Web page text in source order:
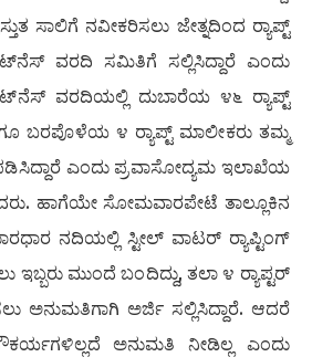
ಸಾಲಿಗೆ ನವೀಕರಿಸಲು ಜೇತ್ನದಿಂದ ರ‍್ಯಾಪ್ಟ್
ವರದಿ ಸಮಿತಿಗೆ ಸಲ್ಲಿಸಿದ್ದಾರೆ ಎಂದು
ವರದಿಯಲ್ಲಿ ದುಬಾರೆಯ ೪೬ ರ‍್ಯಾಪ್ಟ್
ಬರಪೊಳೆಯ ೪ ರ‍್ಯಾಪ್ಟ್ ಮಾಲೀಕರು ತಮ್ಮ
ಎಂದು ಪ್ರವಾಸೋದ್ಯಮ ಇಲಾಖೆಯ
ಹಾಗೆಯೇ ಸೋಮವಾರಪೇಟೆ ತಾಲ್ಲೂಕಿನ
ನದಿಯಲ್ಲಿ ಸ್ಟೀಲ್ ವಾಟರ್ ರ‍್ಯಾಪ್ಟಿಂಗ್
ಮುಂದೆ ಬಂದಿದ್ದು, ತಲಾ ೪ ರ‍್ಯಾಪ್ಟರ್
ಅನುಮತಿಗಾಗಿ ಅರ್ಜಿ ಸಲ್ಲಿಸಿದ್ದಾರೆ. ಆದರೆ
ಅನುಮತಿ ನೀಡಿಲ್ಲ ಎಂದು